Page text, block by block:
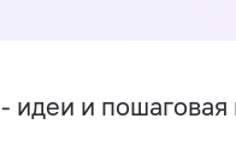
- идеи и пошаговая